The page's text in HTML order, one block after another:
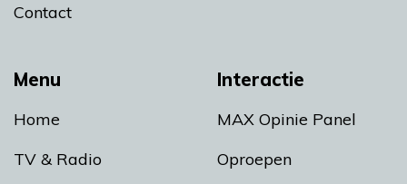
Menu
Home
TV & Radio
Interactie
MAX Opinie Panel
Oproepen
Contact